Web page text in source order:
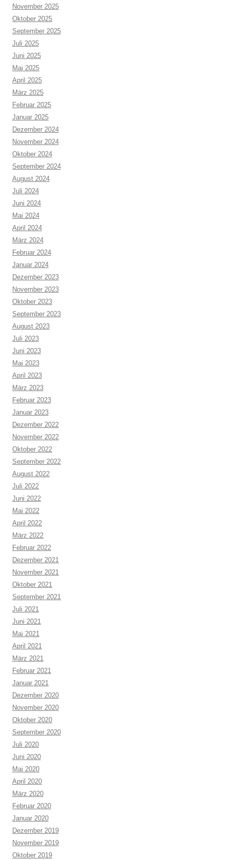
November 2025
Oktober 2025
September 2025
Juli 2025
Juni 2025
Mai 2025
April 2025
März 2025
Februar 2025
Januar 2025
Dezember 2024
November 2024
Oktober 2024
September 2024
August 2024
Juli 2024
Juni 2024
Mai 2024
April 2024
März 2024
Februar 2024
Januar 2024
Dezember 2023
November 2023
Oktober 2023
September 2023
August 2023
Juli 2023
Juni 2023
Mai 2023
April 2023
März 2023
Februar 2023
Januar 2023
Dezember 2022
November 2022
Oktober 2022
September 2022
August 2022
Juli 2022
Juni 2022
Mai 2022
April 2022
März 2022
Februar 2022
Dezember 2021
November 2021
Oktober 2021
September 2021
Juli 2021
Juni 2021
Mai 2021
April 2021
März 2021
Februar 2021
Januar 2021
Dezember 2020
November 2020
Oktober 2020
September 2020
Juli 2020
Juni 2020
Mai 2020
April 2020
März 2020
Februar 2020
Januar 2020
Dezember 2019
November 2019
Oktober 2019